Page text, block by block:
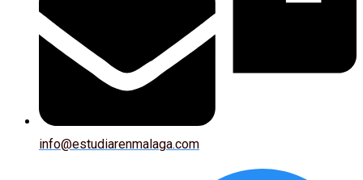
info@estudiarenmalaga.com